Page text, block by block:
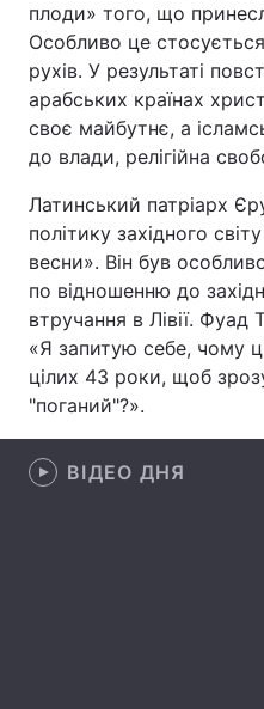
Головна
Україна
Економіка
Техно і зв'язок
плоди» того, що
Особливо це
рухів. У результаті
арабських країнах
своє майбутнє, а
до влади, релігійна
Латинський патріарх
політику західного
весни». Він був
по відношенню до
втручання в Лівії. Фуад
«Я запитую себе, чому
цілих 43 роки, щоб
"поганий"?».
ВІДЕО ДНЯ